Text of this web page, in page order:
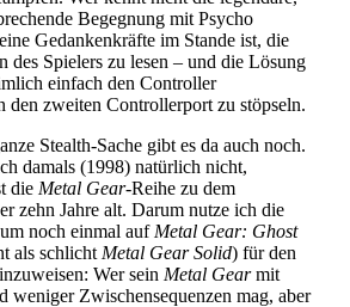
Begegnung mit Psycho
Gedankenkräfte im Stande ist, die
des Spielers zu lesen – und die Lösung
einfach den Controller
den zweiten Controllerport zu stöpseln.
Stealth-Sache gibt es da auch noch.
damals (1998) natürlich nicht,
die Metal Gear-Reihe zu dem
zehn Jahre alt. Darum nutze ich die
noch einmal auf Metal Gear: Ghost
als schlicht Metal Gear Solid) für den
Wer sein Metal Gearmit
weniger Zwischensequenzen mag, aber